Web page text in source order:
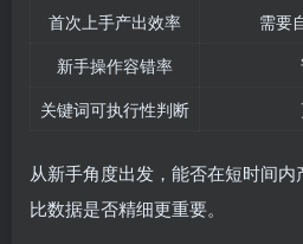
首次上手产出效率
需要
新手操作容错率
关键词可执行性判断
从新手角度出发，能否在短时间
比数据是否精细更重要。